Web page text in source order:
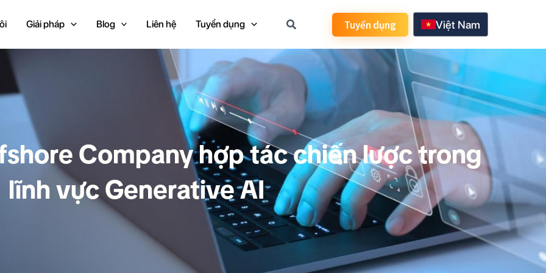
Giải pháp Blog Liên hệ Tuyển dụng Tuyển dụng Việt Nam
한국어
English
Company hợp tác chiến lược trong
lĩnh vực Generative AI